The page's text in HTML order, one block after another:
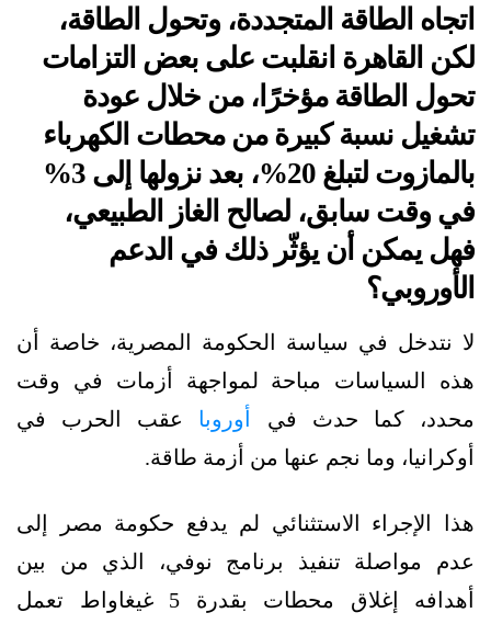
اتجاه الطاقة المتجددة، وتحول الطاقة،
لكن القاهرة انقلبت على بعض التزامات
تحول الطاقة مؤخرًا، من خلال عودة
تشغيل نسبة كبيرة من محطات الكهرباء
بالمازوت لتبلغ 20%، بعد نزولها إلى 3%
في وقت سابق، لصالح الغاز الطبيعي،
فهل يمكن أن يؤثّر ذلك في الدعم
الأوروبي؟
لا نتدخل في سياسة الحكومة المصرية، خاصة أن
هذه السياسات مباحة لمواجهة أزمات في وقت
محدد، كما حدث في
أوروبا عقب الحرب في
أوكرانيا، وما نجم عنها من أزمة طاقة.
هذا الإجراء الاستثنائي لم يدفع حكومة مصر إلى
عدم مواصلة تنفيذ برنامج نوفي، الذي من بين
أهدافه إغلاق محطات بقدرة 5 غيغاواط تعمل